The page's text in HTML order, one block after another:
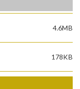
4.6MB
178KB